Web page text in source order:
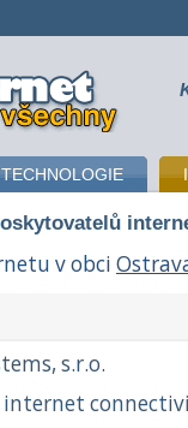
TECHNOLOGIE
v obci
s.r.o.
internet